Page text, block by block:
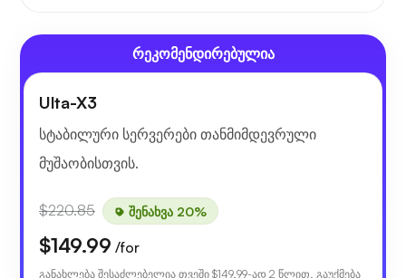
რეკომენდირებულია
Ulta-X3
სტაბილური სერვერები თანმიმდევრული
მუშაობისთვის.
$220.85 შენახვა 20%
$149.99 /for
განახლება შესაძლებელია თვეში $149.99-ად 2 წლით. გაუქმება